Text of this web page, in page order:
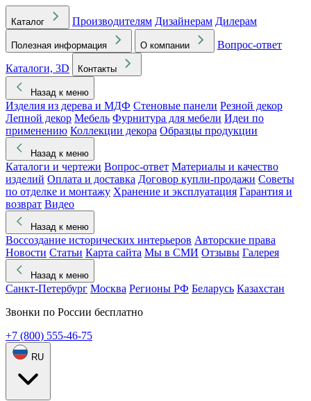
Каталог Производителям Дизайнерам Дилерам
Полезная информация О компании
Вопрос-ответ
Каталоги, 3D
Контакты
Назад к меню
Изделия из дерева и МДФ Стеновые панели Резной декор
Лепной декор Мебель Фурнитура для мебели Идеи по
применению Коллекции декора Образцы продукции
Назад к меню
Каталоги и чертежи Вопрос-ответ Материалы и качество
изделий Оплата и доставка Договор купли-продажи Советы
по отделке и монтажу Хранение и эксплуатация Гарантия и
возврат Видео
Назад к меню
Воссоздание исторических интерьеров Авторские права
Новости Статьи Карта сайта Мы в СМИ Отзывы Галерея
Назад к меню
Санкт-Петербург Москва Регионы РФ Беларусь Казахстан
Звонки по России бесплатно
+7 (800) 555-46-75
RU